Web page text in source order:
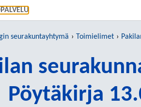
seurakuntayhtymä Toimielimet
Pöytäkirja